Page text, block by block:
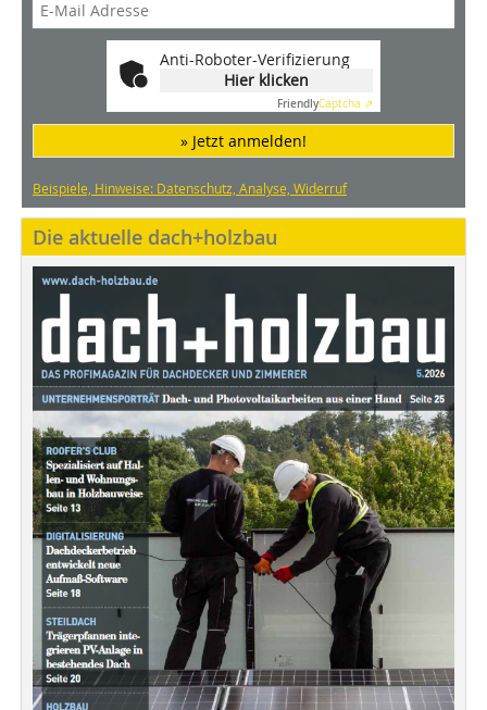
Anti-Roboter-Verifizierung
Hier klicken
FriendlyCaptcha ⇗
» Jetzt anmelden!
Beispiele, Hinweise: Datenschutz, Analyse, Widerruf
Die aktuelle dach+holzbau